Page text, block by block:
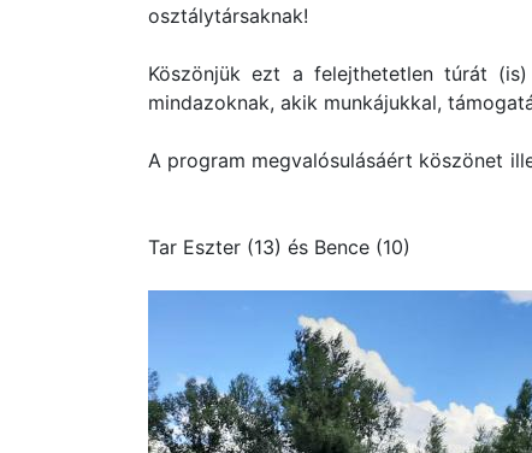
osztálytársaknak!
Köszönjük ezt a felejthetetlen túrát
mindazoknak, akik munkájukkal,
A program megvalósulásáért köszönet
Tar Eszter (13) és Bence (10)